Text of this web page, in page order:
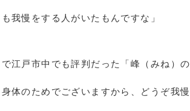
我慢をする人がいたもんですな」
江戸市中でも評判だった「峰（みね）の
体のためでございますから、どうぞ我慢